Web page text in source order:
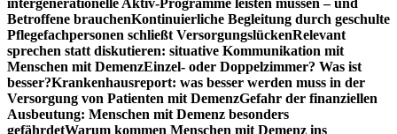
intergenerationelle Aktiv-Programme leisten müssen – und
Betroffene brauchenKontinuierliche Begleitung durch geschulte
Pflegefachpersonen schließt VersorgungslückenRelevant
sprechen statt diskutieren: situative Kommunikation mit
Menschen mit DemenzEinzel- oder Doppelzimmer? Was ist
besser?Krankenhausreport: was besser werden muss in der
Versorgung von Patienten mit DemenzGefahr der finanziellen
Ausbeutung: Menschen mit Demenz besonders
gefährdetWarum kommen Menschen mit Demenz ins